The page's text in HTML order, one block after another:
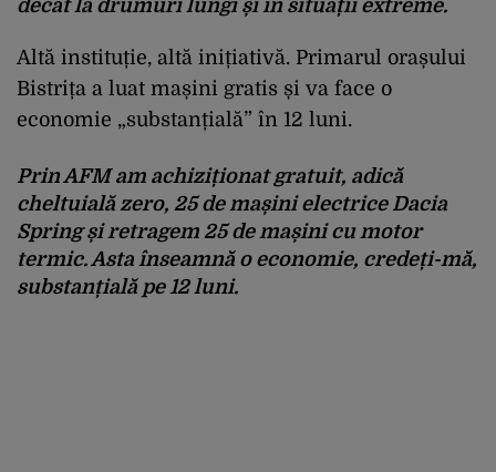
decât la drumuri lungi și în situații extreme.
Altă instituție, altă inițiativă. Primarul orașului
Bistrița a luat mașini gratis și va face o
economie „substanțială” în 12 luni.
Prin AFM am achiziționat gratuit, adică
cheltuială zero, 25 de mașini electrice Dacia
Spring și retragem 25 de mașini cu motor
termic. Asta înseamnă o economie, credeți-mă,
substanțială pe 12 luni.